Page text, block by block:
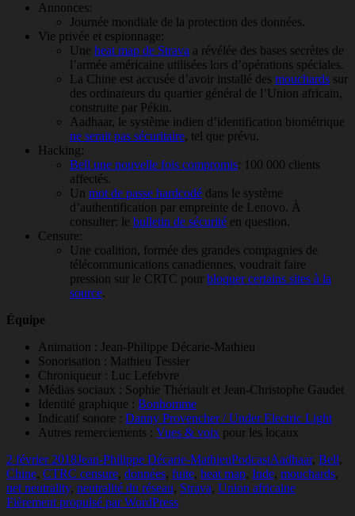
Annonces:
Journée mondiale de la protection des données.
Vie privée et espionnage:
Une heat map de Strava a révélée des bases secrètes de
l’armée américaine utilisées lors d’opérations spéciales.
La Chine est accusée d’avoir installé des mouchards sur
des ordinateurs du quartier général de l’Union africain,
construite par Pékin.
Aadhaar, le système indien d’identification biométrique
ne serait pas sécuritaire, tel que prévu.
Hacking:
Bell une nouvelle fois compromis: 100 000 clients
affectés.
Un mot de passe hardcodé dans le système
d’authentification par empreinte de Lenovo. À
consulter: le bulletin de sécurité en question.
Censure:
Une coalition, formée des grandes compagnies de
télécommunications canadiennes, voudrait faire
pression sur le CRTC pour bloquer certains sites à la
source.
Équipe
Animation : Jean-Philippe Décarie-Mathieu
Sonorisation : Mathieu Tessier
Chroniqueur : Luc Lefebvre
Médias sociaux : Sophie Thériault et Jean-Christophe Gaudet
Identité graphique : Bonhomme
Indicatif sonore : Danny Provencher / Under Electric Light
Autres remerciements : Vues & voix pour les locaux
Publié
le
2 février 2018Auteur
Jean-Philippe Décarie-MathieuCatégories
PodcastMots-
clés
Aadhaar, Bell,
Chine, CTRC censure, données, fuite, heat map, Inde, mouchards,
net neutrality, neutralité du réseau, Strava, Union africaine
Fièrement propulsé par WordPress